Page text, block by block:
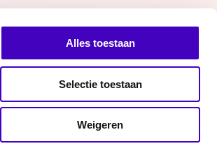
Alles toestaan
Selectie toestaan
Weigeren
Instagram